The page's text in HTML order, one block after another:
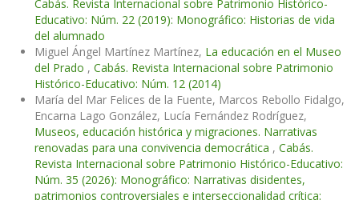
Cabás. Revista Internacional sobre Patrimonio Histórico-
Educativo: Núm. 22 (2019): Monográfico: Historias de vida
del alumnado
Miguel Ángel Martínez Martínez, La educación en el Museo
del Prado , Cabás. Revista Internacional sobre Patrimonio
Histórico-Educativo: Núm. 12 (2014)
María del Mar Felices de la Fuente, Marcos Rebollo Fidalgo,
Encarna Lago González, Lucía Fernández Rodríguez,
Museos, educación histórica y migraciones. Narrativas
renovadas para una convivencia democrática , Cabás.
Revista Internacional sobre Patrimonio Histórico-Educativo:
Núm. 35 (2026): Monográfico: Narrativas disidentes,
patrimonios controversiales e interseccionalidad crítica: